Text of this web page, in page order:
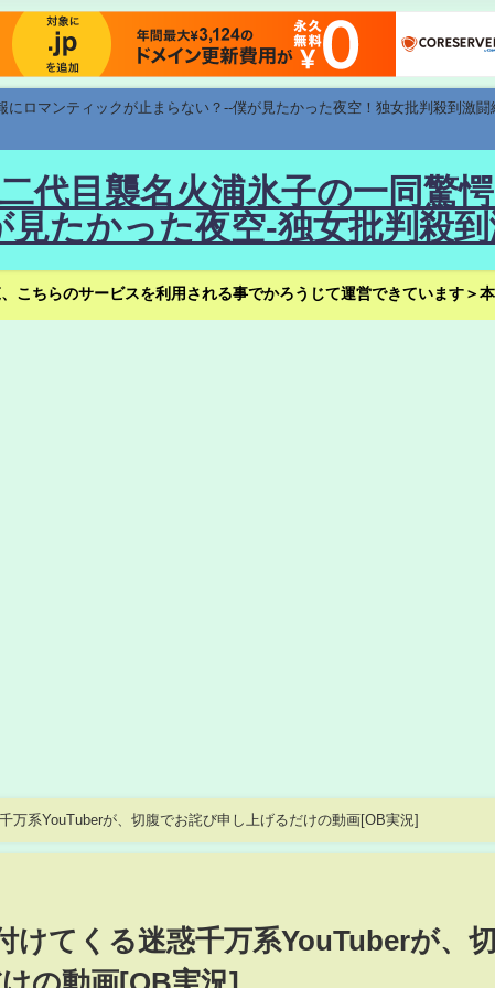
ロマンティックが止まらない？--僕が見たかった夜空！独女批判殺到激
代目襲名火浦氷子の一同驚
たかった夜空-独女批判殺
こちらのサービスを利用される事でかろうじて運営できています＞
万系YouTuberが、切腹でお詫び申し上げるだけの動画[OB実況]
けてくる迷惑千万系YouTuberが、